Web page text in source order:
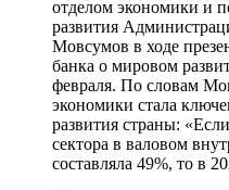
отделом экономики и
развития
Мовсумов в ходе
банка о мировом
февраля. По словам
экономики стала
развития страны:
сектора в валовом
составляла 49%, то в